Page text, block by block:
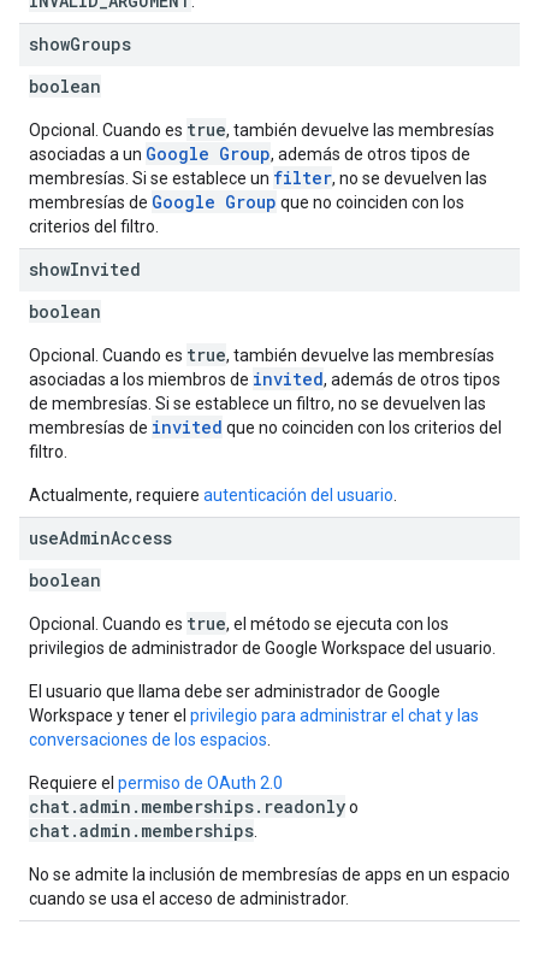
showGroups
boolean
Opcional. Cuando es true, también devuelve las membresías
asociadas a un Google Group, además de otros tipos de
membresías. Si se establece un filter, no se devuelven las
membresías de Google Group que no coinciden con los
criterios del filtro.
showInvited
boolean
Opcional. Cuando es true, también devuelve las membresías
asociadas a los miembros de invited, además de otros tipos
de membresías. Si se establece un filtro, no se devuelven las
membresías de invited que no coinciden con los criterios del
filtro.
Actualmente, requiere autenticación del usuario
useAdminAccess
boolean
Opcional. Cuando es true, el método se ejecuta con los
privilegios de administrador de Google Workspace del usuario.
El usuario que llama debe ser administrador de Google
Workspace y tener el privilegio para administrar el chat y las
conversaciones de los espacios
Requiere el permiso de OAuth 2.0
chat.admin.memberships.readonlyo
chat.admin.memberships
No se admite la inclusión de membresías de apps en un espacio
cuando se usa el acceso de administrador.